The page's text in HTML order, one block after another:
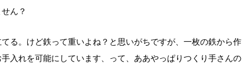
ん？
る。けど鉄って重いよね？と思いがちですが、一枚の鉄から作
入れを可能にしています、って、ああやっぱりつくり手さんの